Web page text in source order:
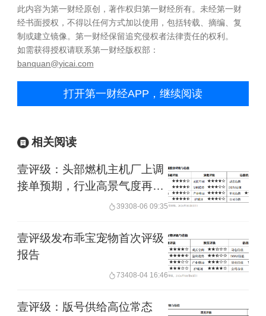
此内容为第一财经原创，著作权归第一财经所有。未经第一财
经书面授权，不得以任何方式加以使用，包括转载、摘编、复
制或建立镜像。第一财经保留追究侵权者法律责任的权利。
如需获得授权请联系第一财经版权部：
banquan@yicai.com
打开第一财经APP，继续阅读
相关阅读
壹评级：头部燃机主机厂上调
接单预期，行业高景气度再获
39308-06 09:35
壹评级发布乖宝宠物首次评级
报告
73408-04 16:46
壹评级：版号供给高位常态